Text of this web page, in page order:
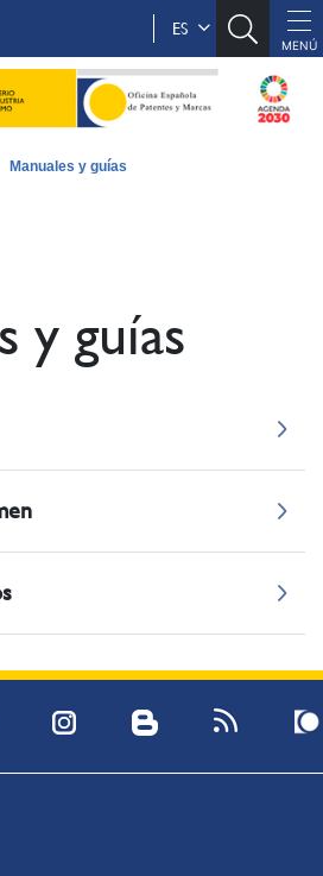
ES
Manuales y guías
y guías